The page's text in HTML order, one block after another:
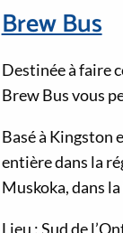
Brew Bus
Destinée à faire
Brew Bus vous
Basé à Kingston
entière dans la
Muskoka, dans
Lieu : Sud de